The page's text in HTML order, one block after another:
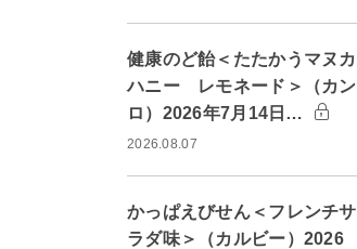
健康のど飴＜たたかうマヌカ
ハニー レモネード＞（カン
ロ）2026年7月14日…
2026.08.07
かっぱえびせん＜フレンチサ
ラダ味＞（カルビー）2026